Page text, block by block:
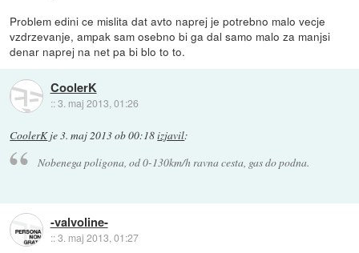
Problem edini ce mislita dat avto naprej je potrebno malo vecje
vzdrzevanje, ampak sam osebno bi ga dal samo malo za manjsi
denar naprej na net pa bi blo to to.
CoolerK
::3. maj 2013, 01:26
CoolerKje3. maj 2013 ob 00:18izjavil:
Nobenega poligona, od 0-130km/h ravna cesta, gas do podna.
-valvoline-
::3. maj 2013, 01:27